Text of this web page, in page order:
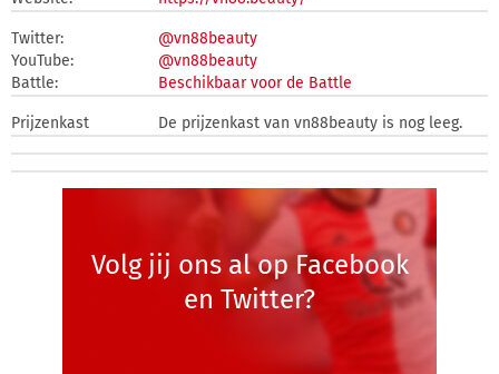
Twitter:
@vn88beauty
YouTube:
@vn88beauty
Battle:
Beschikbaar voor de Battle
Prijzenkast De prijzenkast van vn88beauty is nog leeg.
Volg jij ons al op Facebook
en Twitter?